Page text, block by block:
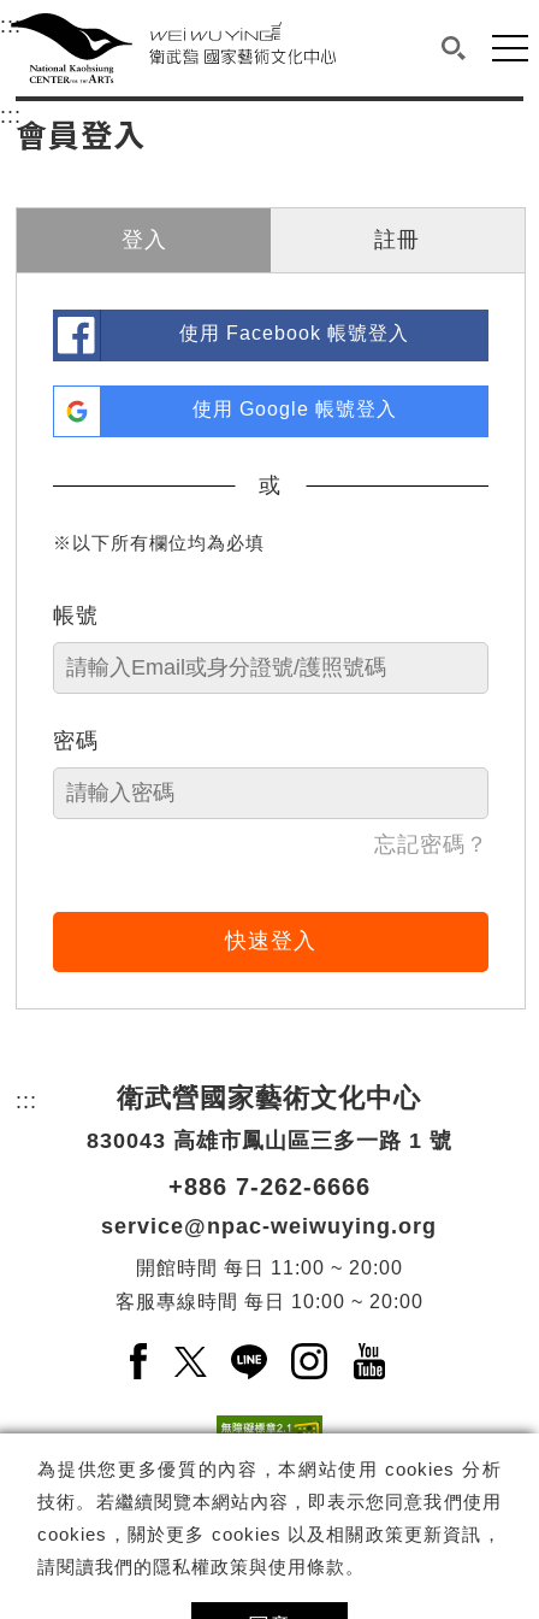
衛武營國家藝術文化中心
中央內容區塊，為本頁主要內容區。
:::選單連結區塊，此區塊列有本網站主要連結。
衛武營國家藝術文化中心
搜尋(開
網
::: 中央內容區塊，為本頁主要內容區。
會員登入
登入 註冊
使用 Facebook 帳號登入
使用 Google 帳號登入
或
※以下所有欄位均為必填
帳號
密碼
忘記密碼？
快速登入
為提供您更多優質的內容，本網站使用 cookies 分析
技術。若繼續閱覽本網站內容，即表示您同意我們使用
cookies，關於更多 cookies 以及相關政策更新資訊，
請閱讀我們的隱私權政策與使用條款 。
::: 頁尾網站資訊。
衛武營國家藝術文化中心
830043 高雄市鳳山區三多一路 1 號
+886 7-262-6666
service@npac-weiwuying.org
開館時間 每日
11:00 ~ 20:00
客服專線時間 每日 10:00 ~ 20:00
Facebook(另開新視窗)
X(另開新視窗)
LINE(另開新視窗)
Instagram(另開新視
YouTube(另開
電子報訂閱 訂閱
Copyright © 國家表演藝術中心 -衛武營國家藝術文化中心